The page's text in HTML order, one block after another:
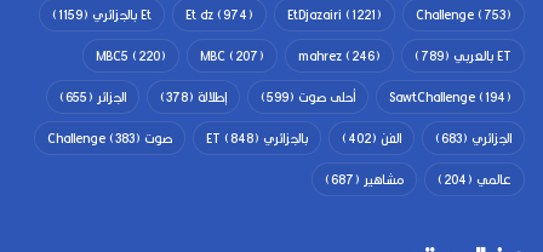
Challenge(753)
EtDjazairi (1221)
Et dz(974) Et بالجزائري
(1159)
ET بالعربي
(789)
mahrez(246)
MBC(207)
MBC5 (220)
SawtChallenge(194) أحلى صوت (599) إطلالة (378) الجزائر (655)
الجزائري (683) الفن (402) بالجزائري ET (848) صوت Challenge (383)
عالمي (204) مشاهير (687)